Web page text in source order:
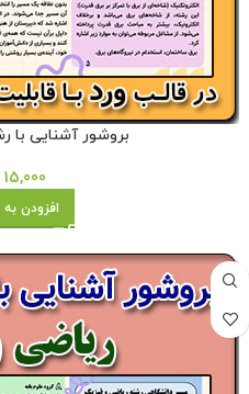
بروشور آشنایی با
15,000
افزودن